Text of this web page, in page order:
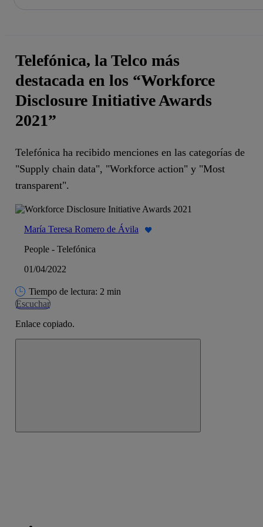
Telefónica, la Telco más
destacada en los “Workforce
Disclosure Initiative Awards
2021”
Telefónica ha recibido menciones en las categorías de
"Supply chain data", "Workforce action" y "Most
transparent".
María Teresa Romero de Ávila
People - Telefónica
01/04/2022
Tiempo de lectura: 2 min
Escuchar
Enlace copiado.